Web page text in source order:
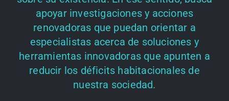
apoyar investigaciones y acciones
renovadoras que puedan orientar a
especialistas acerca de soluciones y
herramientas innovadoras que apunten a
reducir los déficits habitacionales de
nuestra sociedad.